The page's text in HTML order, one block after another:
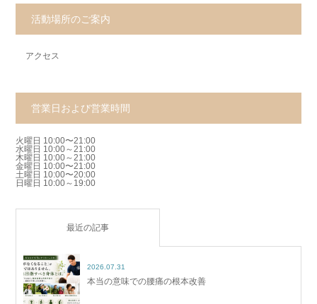
活動場所のご案内
アクセス
営業日および営業時間
火曜日 10:00〜21:00
水曜日 10:00～21:00
木曜日 10:00～21:00
金曜日 10:00〜21:00
土曜日 10:00〜20:00
日曜日 10:00～19:00
最近の記事
2026.07.31
本当の意味での腰痛の根本改善